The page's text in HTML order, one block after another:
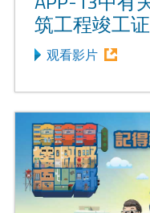
筑工程竣工
观看影片